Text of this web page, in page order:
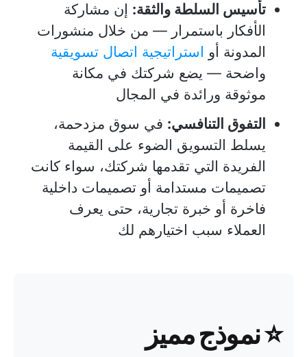
تأسيس السلطة والثقة: إن مشاركة
الأفكار باستمرار — من خلال منشورات
المدونة أو استراتيجية اتصال تسويقية
واضحة — يضع شركتك في مكانة
موثوقة ورائدة في المجال
التفوق التنافسي: في سوق مزدحمة،
يسلط التسويق الضوء على القيمة
الفريدة التي تقدمها شركتك، سواء كانت
تصميمات مستدامة أو تصميمات داخلية
فاخرة أو خبرة تجارية، حتى يعرف
العملاء سبب اختيارهم لك
⭐ نموذج مميز